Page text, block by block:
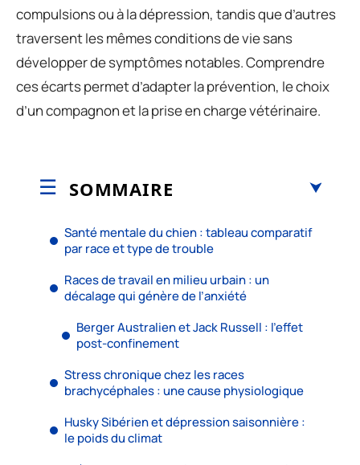
compulsions ou à la dépression, tandis que d’autres
traversent les mêmes conditions de vie sans
développer de symptômes notables. Comprendre
ces écarts permet d’adapter la prévention, le choix
d’un compagnon et la prise en charge vétérinaire.
SOMMAIRE
Santé mentale du chien : tableau comparatif
par race et type de trouble
Races de travail en milieu urbain : un
décalage qui génère de l’anxiété
Berger Australien et Jack Russell : l’effet
post-confinement
Stress chronique chez les races
brachycéphales : une cause physiologique
Husky Sibérien et dépression saisonnière :
le poids du climat